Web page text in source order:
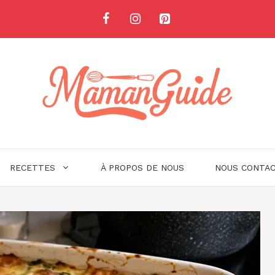
RECETTES À PROPOS DE NOUS NOUS